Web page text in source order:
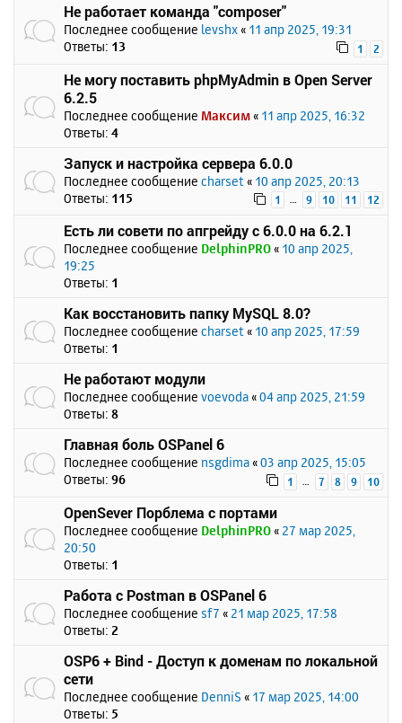
Не работает команда "composer"
Последнее сообщение levshx « 11 апр 2025, 19:31
Ответы: 13 1 2
Не могу поставить phpMyAdmin в Open Server
6.2.5
Последнее сообщение Максим « 11 апр 2025, 16:32
Ответы: 4
Запуск и настройка сервера 6.0.0
Последнее сообщение charset « 10 апр 2025, 20:13
Ответы: 115 1 … 9 10 11 12
Есть ли совети по апгрейду с 6.0.0 на 6.2.1
Последнее сообщение DelphinPRO « 10 апр 2025,
19:25
Ответы: 1
Как восстановить папку MySQL 8.0?
Последнее сообщение charset « 10 апр 2025, 17:59
Ответы: 1
Не работают модули
Последнее сообщение voevoda «04 апр 2025, 21:59
Ответы: 8
Главная боль OSPanel 6
Последнее сообщение nsgdima «03 апр 2025, 15:05
Ответы: 96 1 … 7 8 9 10
OpenSever Порблема с портами
Последнее сообщение DelphinPRO « 27 мар 2025,
20:50
Ответы: 1
Работа с Postman в OSPanel 6
Последнее сообщение sf7 « 21 мар 2025, 17:58
Ответы: 2
OSP6 + Bind - Доступ к доменам по локальной
сети
Последнее сообщение DenniS « 17 мар 2025, 14:00
Ответы: 5